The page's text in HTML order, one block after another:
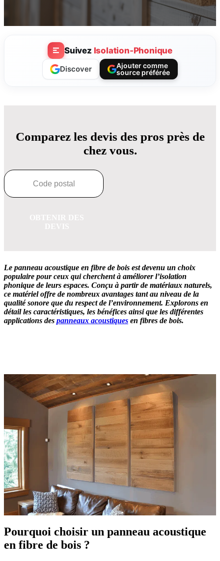
Suivez Isolation-Phonique
Discover
Ajouter comme
source préférée
Comparez les devis des pros près de
chez vous.
Le panneau acoustique en fibre de bois est devenu un choix
populaire pour ceux qui cherchent à améliorer l’isolation
phonique de leurs espaces. Conçu à partir de matériaux naturels,
ce matériel offre de nombreux avantages tant au niveau de la
qualité sonore que du respect de l’environnement. Explorons en
détail les caractéristiques, les bénéfices ainsi que les différentes
applications des panneaux acoustiques en fibres de bois.
Pourquoi choisir un panneau acoustique
en fibre de bois ?